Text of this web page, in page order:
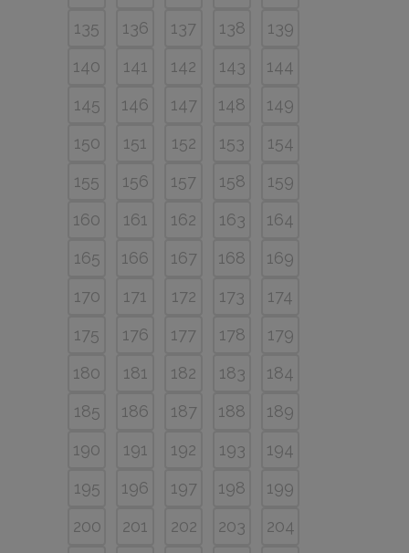
135
136 137 138
139
140
141 142 143
144
145
146 147 148
149
150
151 152 153
154
155
156 157 158
159
160
161 162 163
164
165
166 167 168
169
170
171 172 173
174
175
176 177 178
179
180
181 182 183
184
185
186 187 188
189
190
191 192 193
194
195
196 197 198
199
200
201 202 203
204